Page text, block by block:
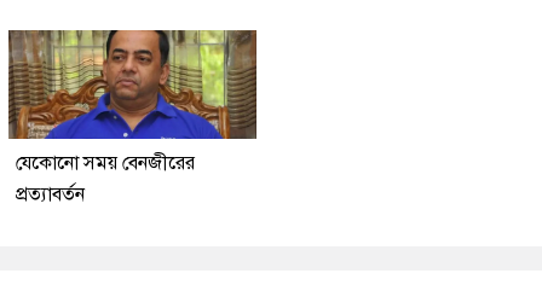
যেকোনো সময় বেনজীরের
প্রত্যাবর্তন